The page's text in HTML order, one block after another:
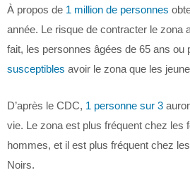
À propos de 1 million de personnes
année. Le risque de contracter le zona
fait, les personnes âgées de 65 ans ou
susceptibles avoir le zona que les
D’après le CDC, 1 personne sur 3
vie. Le zona est plus fréquent chez les
hommes, et il est plus fréquent chez
Noirs.